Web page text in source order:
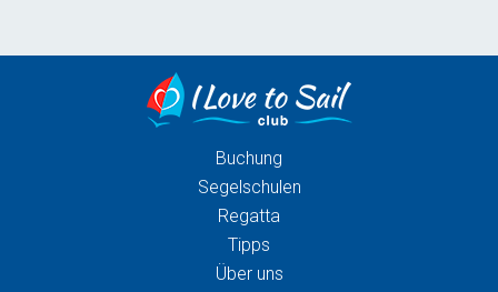
Buchung
Segelschulen
Regatta
Tipps
Über uns